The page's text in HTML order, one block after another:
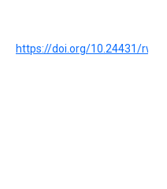
https://doi.org/10.24431/